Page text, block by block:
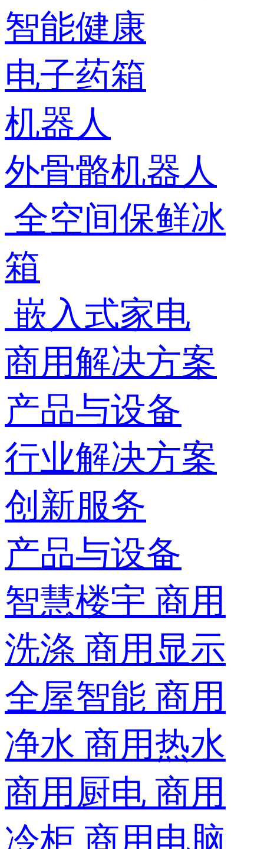
智能健康
电子药箱
机器人
外骨骼机器人
全空间保鲜冰
箱
嵌入式家电
商用解决方案
产品与设备
行业解决方案
创新服务
产品与设备
智慧楼宇 商用
洗涤 商用显示
全屋智能 商用
净水 商用热水
商用厨电 商用
冷柜 商用电脑